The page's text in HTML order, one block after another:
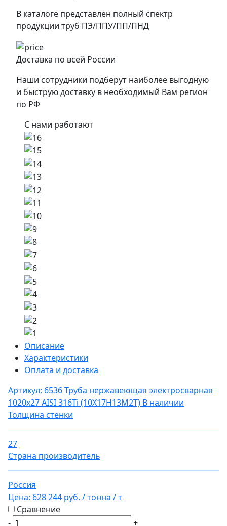
В каталоге представлен полный спектр
продукции труб ПЭ/ППУ/ПП/ПНД
Доставка по всей России
Наши сотрудники подберут наиболее выгодную
и быструю доставку в необходимый Вам регион
по РФ
С нами работают
Описание
Характеристики
Оплата и доставка
Артикул: 6536Труба нержавеющая электросварная
1020х27 AISI 316Ti (10Х17Н13М2Т) В наличии
Толщина стенки
27
Страна производитель
Россия
Цена: 628 244 руб. / тонна / т
Сравнение
-
+